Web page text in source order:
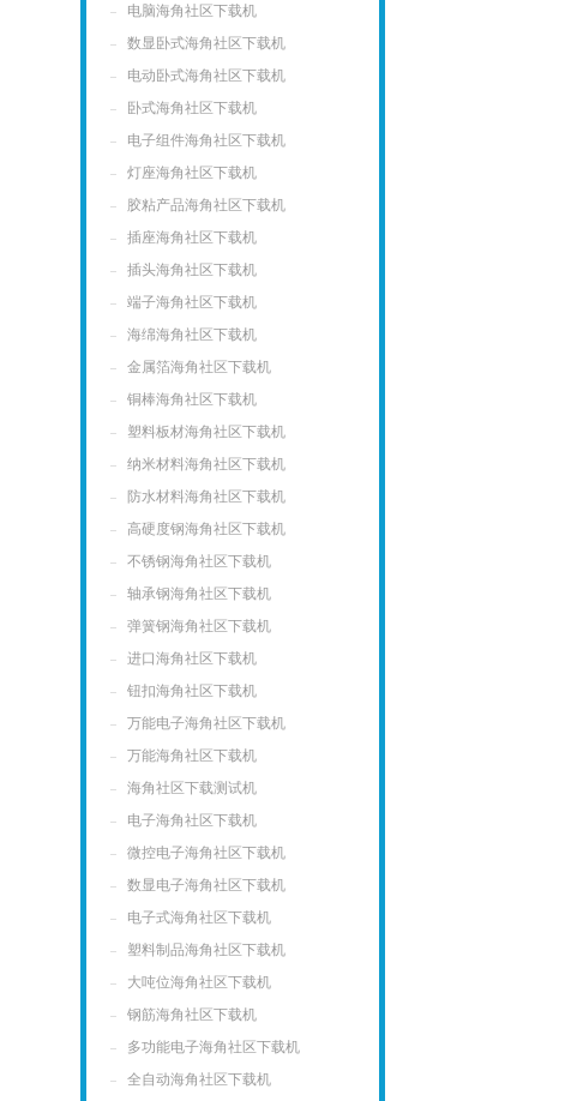
电脑海角社区下载机
数显卧式海角社区下载机
电动卧式海角社区下载机
卧式海角社区下载机
电子组件海角社区下载机
灯座海角社区下载机
胶粘产品海角社区下载机
插座海角社区下载机
插头海角社区下载机
端子海角社区下载机
海绵海角社区下载机
金属箔海角社区下载机
铜棒海角社区下载机
塑料板材海角社区下载机
纳米材料海角社区下载机
防水材料海角社区下载机
高硬度钢海角社区下载机
不锈钢海角社区下载机
轴承钢海角社区下载机
弹簧钢海角社区下载机
进口海角社区下载机
钮扣海角社区下载机
万能电子海角社区下载机
万能海角社区下载机
海角社区下载测试机
电子海角社区下载机
微控电子海角社区下载机
数显电子海角社区下载机
电子式海角社区下载机
塑料制品海角社区下载机
大吨位海角社区下载机
钢筋海角社区下载机
多功能电子海角社区下载机
全自动海角社区下载机